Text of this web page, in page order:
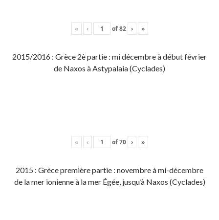
« ‹ of82 › »
2015/2016 : Grèce 2è partie : mi décembre à début février
de Naxos à Astypalaia (Cyclades)
« ‹ of70 › »
2015 : Grèce première partie : novembre à mi-décembre
de la mer ionienne à la mer Égée, jusqu’à Naxos (Cyclades)